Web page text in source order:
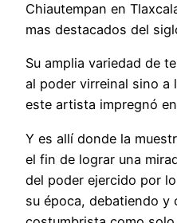
Chiautempan en
mas destacados del
Su amplia variedad de
al poder virreinal sino a
este artista impregnó
Y es allí donde la
el fin de lograr una
del poder ejercido por
su época, debatiendo y